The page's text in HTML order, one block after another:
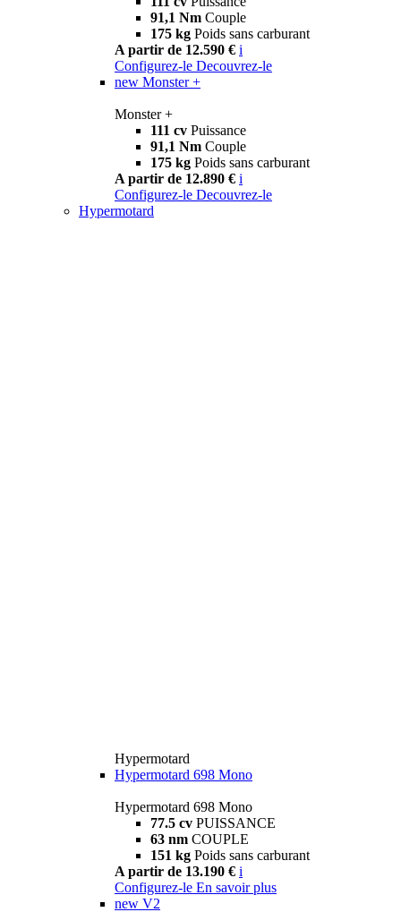
91,1 Nm Couple
175 kg Poids sans carburant
A partir de 12.590 € i
Configurez-le Decouvrez-le
new Monster +
Monster +
111 cv Puissance
91,1 Nm Couple
175 kg Poids sans carburant
A partir de 12.890 € i
Configurez-le Decouvrez-le
Hypermotard
Hypermotard
Hypermotard 698 Mono
Hypermotard 698 Mono
77.5 cv PUISSANCE
63 nm COUPLE
151 kg Poids sans carburant
A partir de 13.190 € i
Configurez-le En savoir plus
new V2